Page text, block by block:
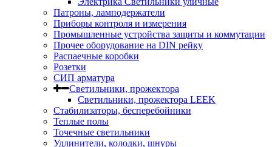
Патроны, ламподержатели
Приборы контроля и измерения
Промышленные устройства защиты и коммутации
Прочее оборудование на DIN рейку
Распаечные коробки
Розетки
СИП арматура
Светильники, прожектора
Светильники, прожектора LEEK
Стабилизаторы, бесперебойники
Теплые полы
Точечные светильники
Удлинители, колодки, шнуры